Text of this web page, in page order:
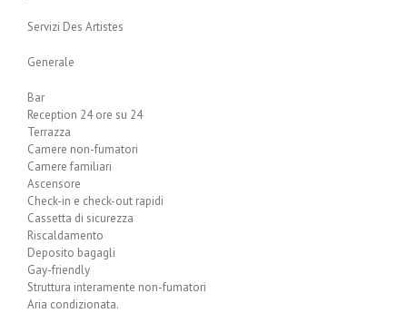
Servizi Des Artistes
Generale
Bar
Reception 24 ore su 24
Terrazza
Camere non-fumatori
Camere familiari
Ascensore
Check-in e check-out rapidi
Cassetta di sicurezza
Riscaldamento
Deposito bagagli
Gay-friendly
Struttura interamente non-fumatori
Aria condizionata.